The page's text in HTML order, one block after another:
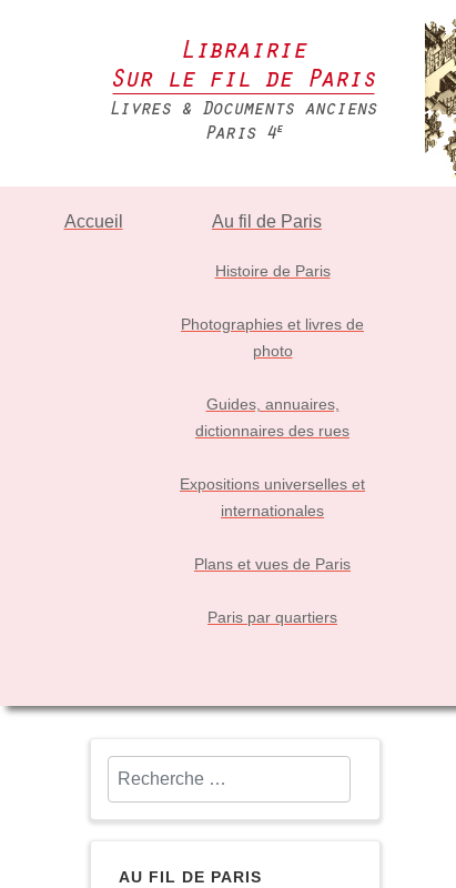
Accueil Au fil de Paris
Histoire de Paris
Photographies et livres de
photo
Guides, annuaires,
dictionnaires des rues
Expositions universelles et
internationales
Plans et vues de Paris
Paris par quartiers
Rechercher
AU FIL DE PARIS